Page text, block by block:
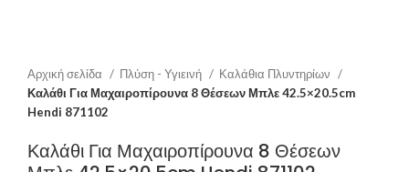
Αρχική σελίδα Πλύση - Υγιεινή
Καλάθια Πλυντηρίων
Καλάθι Για Μαχαιροπίρουνα 8 Θέσεων Μπλε 42.5×20.5cm
Hendi 871102
Καλάθι Για Μαχαιροπίρουνα 8 Θέσεων